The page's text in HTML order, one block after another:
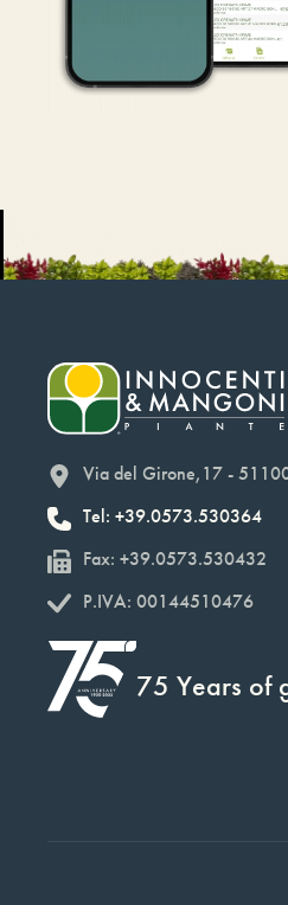
Via del Girone,17 -
Tel: +39.0573.530364
Fax: +39.0573.530432
P.IVA: 00144510476
75 Years of